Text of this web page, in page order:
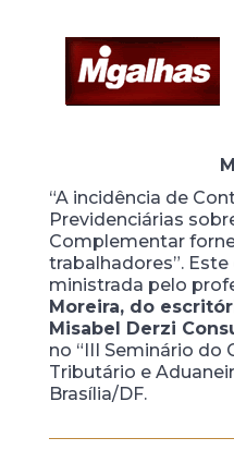
“A incidência de
Previdenciárias
Complementar
trabalhadores”.
ministrada pelo
Moreira, do
Misabel Derzi
no “III Seminário do
Tributário e
Brasília/DF.